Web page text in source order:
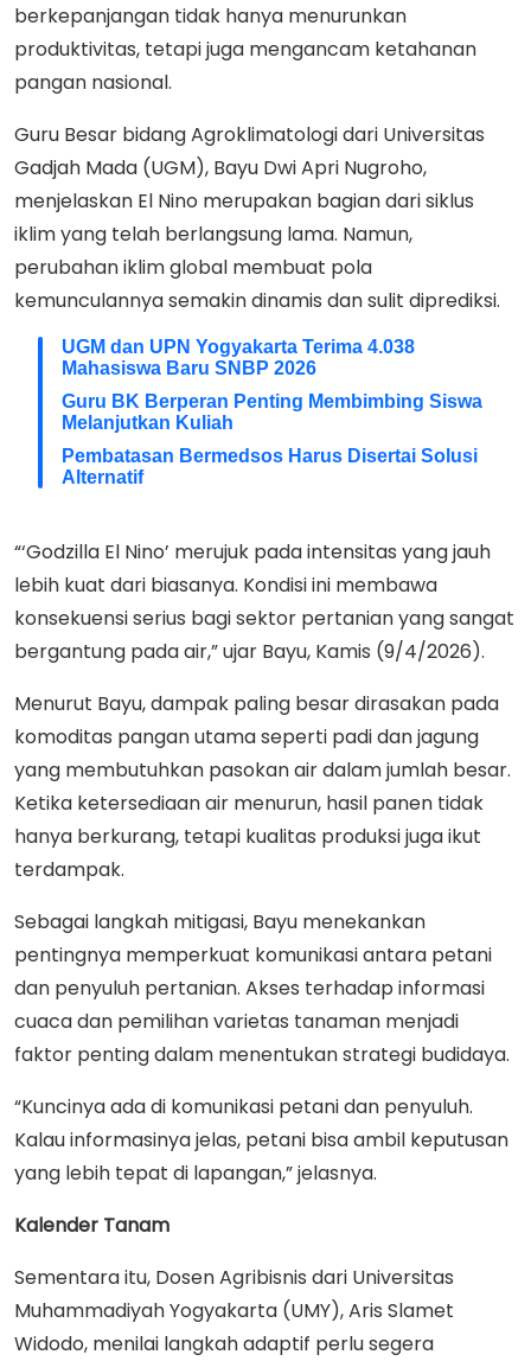
berkepanjangan tidak hanya menurunkan
produktivitas, tetapi juga mengancam ketahanan
pangan nasional.
Guru Besar bidang Agroklimatologi dari Universitas
Gadjah Mada (UGM), Bayu Dwi Apri Nugroho,
menjelaskan El Nino merupakan bagian dari siklus
iklim yang telah berlangsung lama. Namun,
perubahan iklim global membuat pola
kemunculannya semakin dinamis dan sulit diprediksi.
UGM dan UPN Yogyakarta Terima 4.038
Mahasiswa Baru SNBP 2026
Guru BK Berperan Penting Membimbing Siswa
Melanjutkan Kuliah
Pembatasan Bermedsos Harus Disertai Solusi
Alternatif
“‘Godzilla El Nino’ merujuk pada intensitas yang jauh
lebih kuat dari biasanya. Kondisi ini membawa
konsekuensi serius bagi sektor pertanian yang sangat
bergantung pada air,” ujar Bayu, Kamis (9/4/2026).
Menurut Bayu, dampak paling besar dirasakan pada
komoditas pangan utama seperti padi dan jagung
yang membutuhkan pasokan air dalam jumlah besar.
Ketika ketersediaan air menurun, hasil panen tidak
hanya berkurang, tetapi kualitas produksi juga ikut
terdampak.
Sebagai langkah mitigasi, Bayu menekankan
pentingnya memperkuat komunikasi antara petani
dan penyuluh pertanian. Akses terhadap informasi
cuaca dan pemilihan varietas tanaman menjadi
faktor penting dalam menentukan strategi budidaya.
“Kuncinya ada di komunikasi petani dan penyuluh.
Kalau informasinya jelas, petani bisa ambil keputusan
yang lebih tepat di lapangan,” jelasnya.
Kalender Tanam
Sementara itu, Dosen Agribisnis dari Universitas
Muhammadiyah Yogyakarta (UMY), Aris Slamet
Widodo, menilai langkah adaptif perlu segera